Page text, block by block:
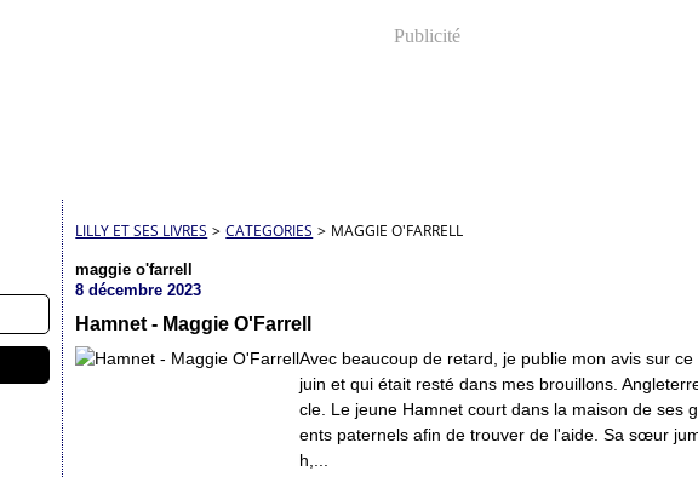
Publicité
LILLY ET SES LIVRES > CATEGORIES > MAGGIE O'FARRELL
maggie o'farrell
8 décembre 2023
Hamnet - Maggie O'Farrell
Avec beaucoup de retard, je publie mon avis sur ce
juin et qui était resté dans mes brouillons.
cle. Le jeune Hamnet court dans la maison de ses
ents paternels afin de trouver de l'aide. Sa sœur
h,...